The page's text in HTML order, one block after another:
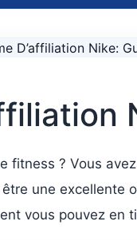
fitness ? Vous
une
vous pouvez en